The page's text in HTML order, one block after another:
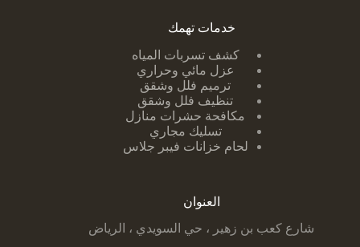
خدمات تهمك
كشف تسربات ا لمياه
عزل مائي وحراري
ترميم فلل وشقق
تنظيف فلل وشقق
مكافحة حشرات منازل
تسليك مجاري
لحام خزانات فيبر جلاس
العنوان
شارع كعب بن زهير ، حي السويدي ، الرياض